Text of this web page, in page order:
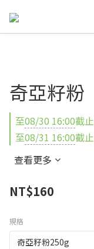
奇亞籽粉
至08/30 16:00截止
至08/31 16:00截止
查看更多
NT$160
規格